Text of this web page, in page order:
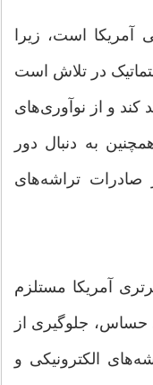
است، زیرا
در تلاش است
کند و از نوآوری‌های
به دنبال دور
تراشه‌های
آمریکا مستلزم
حساس، جلوگیری از
الکترونیکی و